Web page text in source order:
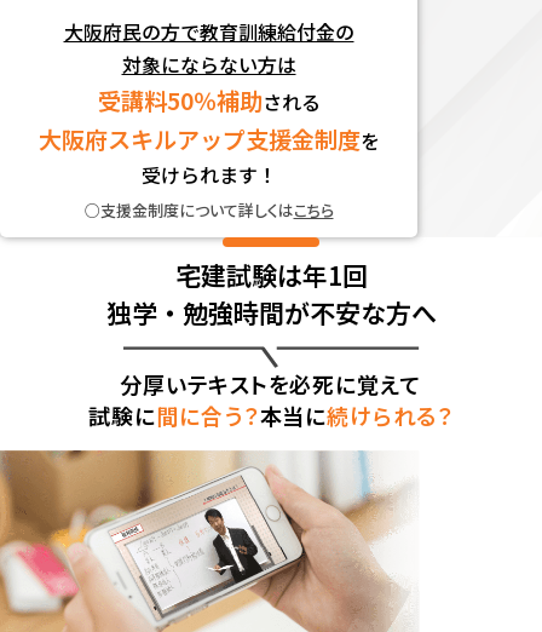
大阪府民の方で教育訓練給付金の
対象にならない方は
受講料50％補助される
大阪府スキルアップ支援金制度を
受けられます！
支援金制度について詳しくはこちら
宅建試験は年1回
独学・勉強時間が不安な方へ
分厚いテキストを必死に覚えて
試験に間に合う？本当に続けられる？